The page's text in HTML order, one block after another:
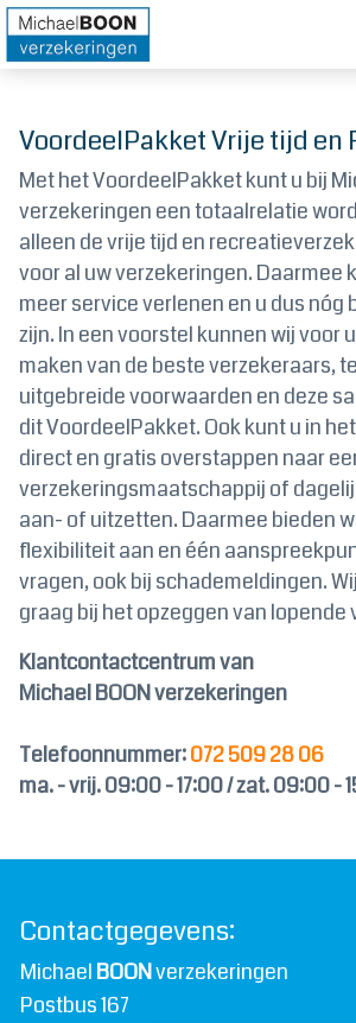
VoordeelPakket Vrije tijd en
Met het VoordeelPakket kunt u bij
verzekeringen een totaalrelatie
alleen de vrije tijd en
voor al uw verzekeringen. Daarmee
meer service verlenen en u dus nóg
zijn. In een voorstel kunnen wij voor
maken van de beste verzekeraars,
uitgebreide voorwaarden en deze
dit VoordeelPakket. Ook kunt u in
direct en gratis overstappen naar
verzekeringsmaatschappij of
aan- of uitzetten. Daarmee bieden
flexibiliteit aan en één
vragen, ook bij schademeldingen.
graag bij het opzeggen van lopende
Klantcontactcentrum van
Michael BOON verzekeringen
Telefoonnummer:072 509 28 06
ma. - vrij. 09:00 - 17:00 / zat. 09:00 -
Contactgegevens:
Michael BOONverzekeringen
Postbus 167